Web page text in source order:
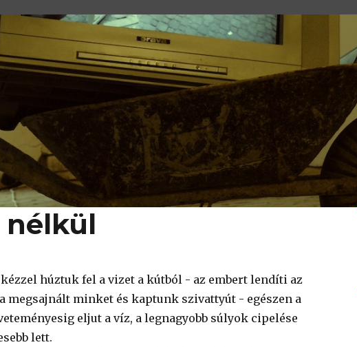
nélkül
kézzel húztuk fel a vizet a kútból - az embert lendíti az
megsajnált minket és kaptunk szivattyút - egészen a
eljut a víz, a legnagyobb súlyok cipelése
lett.